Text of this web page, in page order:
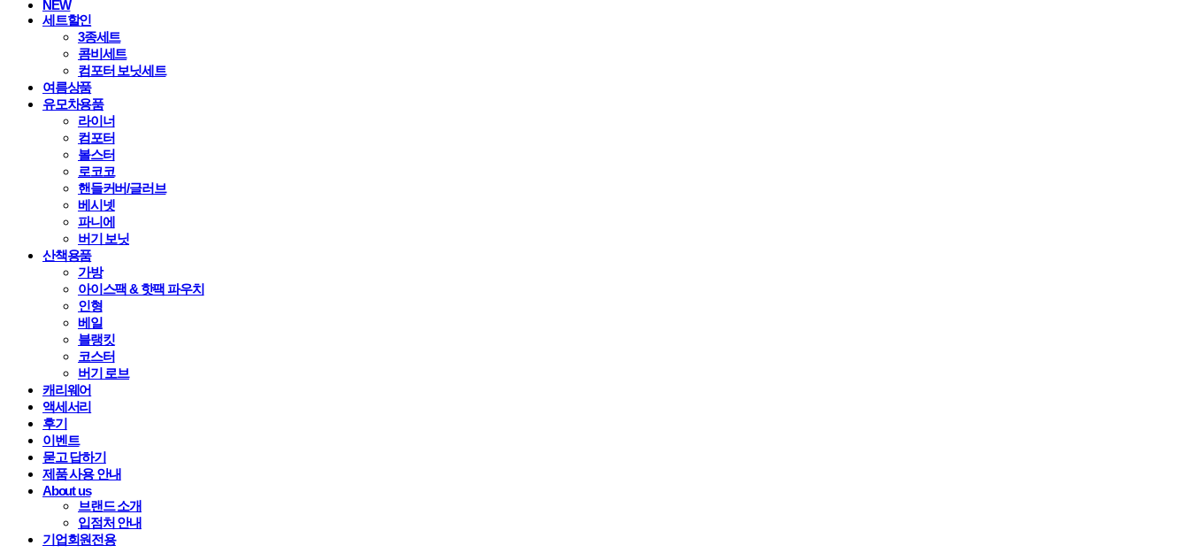
NEW
세트할인
3종세트
콤비세트
컴포터 보닛세트
여름상품
유모차용품
라이너
컴포터
볼스터
로코코
핸들커버/글러브
베시넷
파니에
버기 보닛
산책용품
가방
아이스팩 & 핫팩 파우치
인형
베일
블랭킷
코스터
버기 로브
캐리웨어
액세서리
후기
이벤트
묻고 답하기
제품 사용 안내
About us
브랜드 소개
입점처 안내
기업회원전용